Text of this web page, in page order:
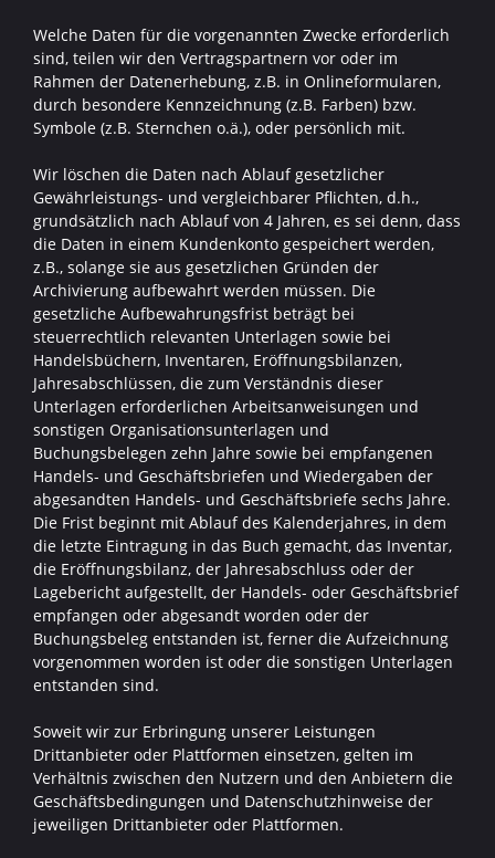
Welche Daten für die vorgenannten Zwecke erforderlich
sind, teilen wir den Vertragspartnern vor oder im
Rahmen der Datenerhebung, z.B. in Onlineformularen,
durch besondere Kennzeichnung (z.B. Farben) bzw.
Symbole (z.B. Sternchen o.ä.), oder persönlich mit.
Wir löschen die Daten nach Ablauf gesetzlicher
Gewährleistungs- und vergleichbarer Pflichten, d.h.,
grundsätzlich nach Ablauf von 4 Jahren, es sei denn, dass
die Daten in einem Kundenkonto gespeichert werden,
z.B., solange sie aus gesetzlichen Gründen der
Archivierung aufbewahrt werden müssen. Die
gesetzliche Aufbewahrungsfrist beträgt bei
steuerrechtlich relevanten Unterlagen sowie bei
Handelsbüchern, Inventaren, Eröffnungsbilanzen,
Jahresabschlüssen, die zum Verständnis dieser
Unterlagen erforderlichen Arbeitsanweisungen und
sonstigen Organisationsunterlagen und
Buchungsbelegen zehn Jahre sowie bei empfangenen
Handels- und Geschäftsbriefen und Wiedergaben der
abgesandten Handels- und Geschäftsbriefe sechs Jahre.
Die Frist beginnt mit Ablauf des Kalenderjahres, in dem
die letzte Eintragung in das Buch gemacht, das Inventar,
die Eröffnungsbilanz, der Jahresabschluss oder der
Lagebericht aufgestellt, der Handels- oder Geschäftsbrief
empfangen oder abgesandt worden oder der
Buchungsbeleg entstanden ist, ferner die Aufzeichnung
vorgenommen worden ist oder die sonstigen Unterlagen
entstanden sind.
Soweit wir zur Erbringung unserer Leistungen
Drittanbieter oder Plattformen einsetzen, gelten im
Verhältnis zwischen den Nutzern und den Anbietern die
Geschäftsbedingungen und Datenschutzhinweise der
jeweiligen Drittanbieter oder Plattformen.